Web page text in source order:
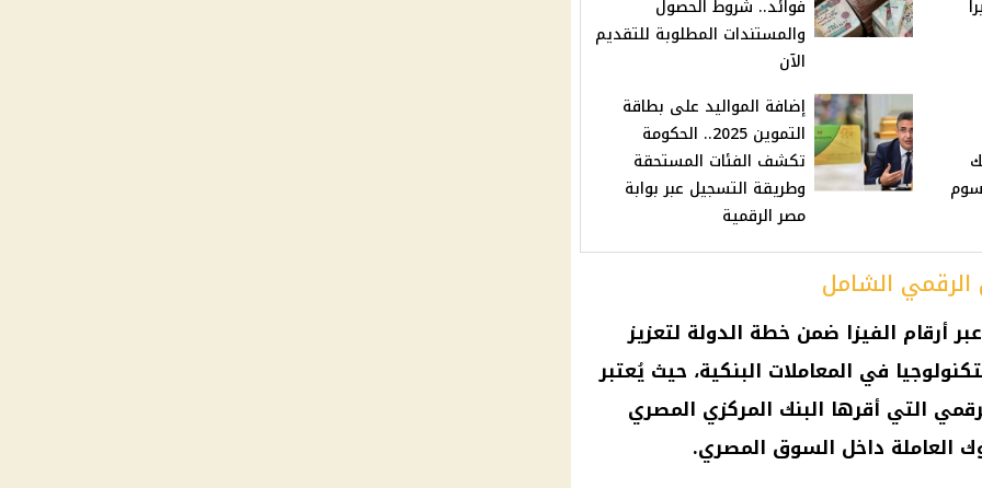
فوائد.. شروط الحصول
والمستندات المطلوبة للتقديم
الآن
إضافة المواليد على بطاقة
التموين 2025.. الحكومة
تكشف الفئات المستحقة
وطريقة التسجيل عبر بوابة
مصر الرقمية
الرقمي الشامل
أرقام الفيزا ضمن خطة الدولة لتعزيز
في المعاملات البنكية، حيث يُعتبر
التي أقرها البنك المركزي المصري
العاملة داخل السوق المصري.